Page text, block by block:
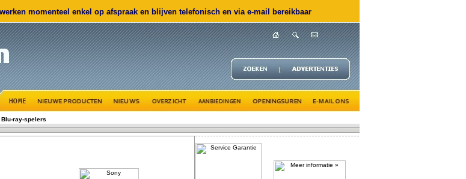
momenteel enkel op afspraak en blijven telefonisch en via e-mail bereikbaar
Blu-ray-spelers